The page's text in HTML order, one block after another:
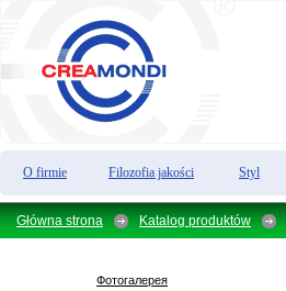
O firmie Filozofia jakości Styl
Główna strona Katalog produktów
Фотогалерея